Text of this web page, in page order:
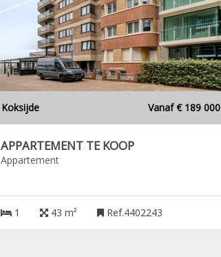
Koksijde Vanaf € 189 000
APPARTEMENT TE KOOP
Appartement
1 43 m² Ref.4402243